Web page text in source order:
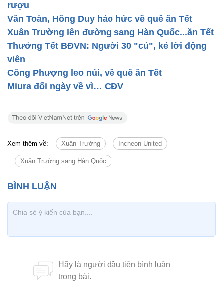
rượu
Văn Toàn, Hồng Duy háo hức về quê ăn Tết
Xuân Trường lên đường sang Hàn Quốc...ăn Tết
Thưởng Tết BĐVN: Người 30 "củ", kẻ lời động
viên
Công Phượng leo núi, về quê ăn Tết
Miura đổi ngày về vì… CĐV
Xem thêm về: Xuân Trường Incheon United
Xuân Trường sang Hàn Quốc